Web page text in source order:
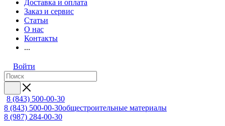
Доставка и оплата
Заказ и сервис
Статьи
О нас
Контакты
...
Войти
8 (843) 500-00-30
8 (843) 500-00-30общестроительные материалы
8 (987) 284-00-30